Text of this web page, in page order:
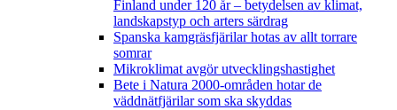
Finland under 120 år– betydelsen av klimat,
landskapstyp och arters särdrag
Spanska kamgräsfjärilar hotas av allt torrare
somrar
Mikroklimat avgör utvecklingshastighet
Bete i Natura 2000-områden hotar de
väddnätfjärilar som ska skyddas